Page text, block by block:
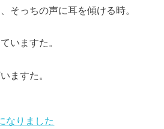
そっちの声に耳を傾ける時。
いますた。
ますた。
なりました